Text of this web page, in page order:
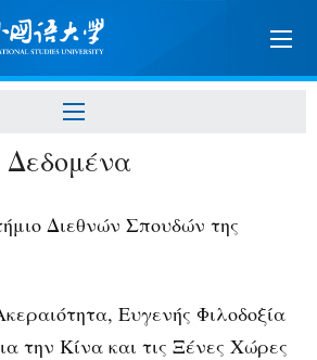
Δεδομένα
Διεθνών Σπουδών της
Ευγενής Φιλοδοξία
την Κίνα και τις Ξένες Χώρες